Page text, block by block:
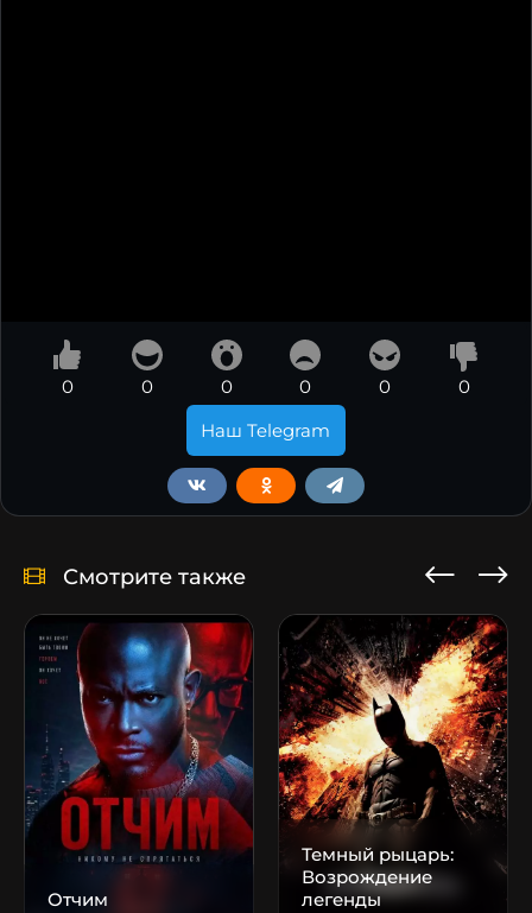
0 0 0 0 0
0
Наш Telegram
Смотрите также
Отчим
Темный рыцарь:
Возрождение
легенды